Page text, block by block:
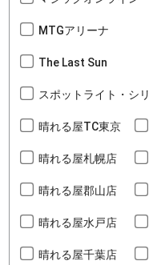
MTGアリーナ
The Last Sun
スポットライト・シ
晴れる屋TC東京
晴れる屋札幌店
晴れる屋郡山店
晴れる屋水戸店
晴れる屋千葉店